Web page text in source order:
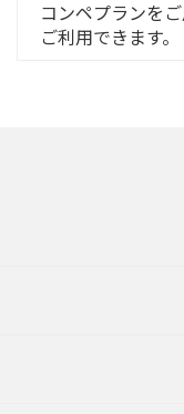
コンペプランを
ご利用できます。